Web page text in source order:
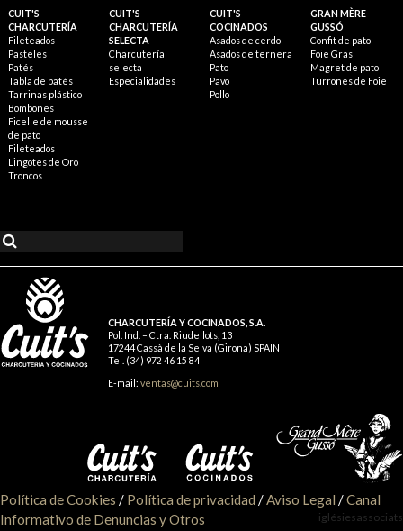
CUIT'S
CHARCUTERÍA
Fileteados
Pasteles
Patés
Tabla de patés
Tarrinas plástico
Bombones
Ficelle de mousse
de pato
Fileteados
Lingotes de Oro
Troncos
CUIT'S
CHARCUTERÍA
SELECTA
Charcutería
selecta
Especialidades
CUIT'S
COCINADOS
Asados de cerdo
Asados de ternera
Pato
Pavo
Pollo
GRAN MÈRE
GUSSÓ
Confit de pato
Foie Gras
Magret de pato
Turrones de Foie
CHARCUTERÍA Y COCINADOS, S.A.
Pol. Ind. – Ctra. Riudellots, 13
17244 Cassà de la Selva (Girona) SPAIN
Tel. (34) 972 46 15 84
E-mail: ventas@cuits.com
Política de Cookies / Política de privacidad /Aviso Legal /Canal
Informativo de Denuncias y Otros
iglésiesassociats